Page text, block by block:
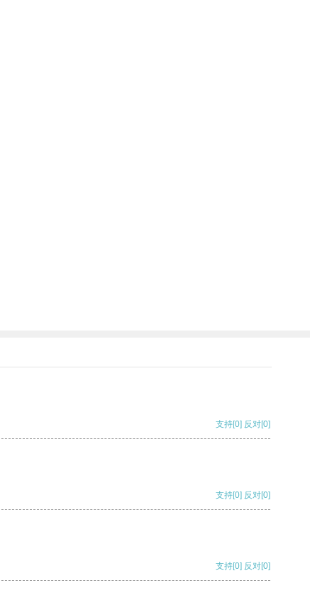
支持[0] 反对[0]
支持[0] 反对[0]
支持[0] 反对[0]